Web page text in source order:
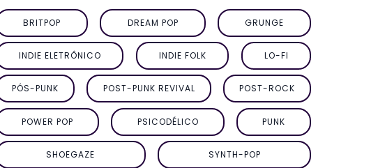
BRITPOP DREAM POP GRUNGE
INDIE ELETRÔNICO INDIE FOLK LO-FI
PÓS-PUNK POST-PUNK REVIVAL POST-ROCK
POWER POP PSICODÉLICO PUNK
SHOEGAZE SYNTH-POP